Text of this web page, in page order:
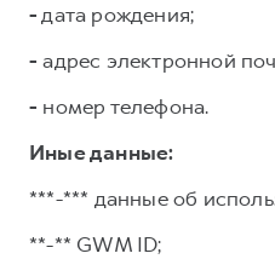
-дата рождения;
- адрес электронной
- номер телефона.
Иные данные:
***-*** данные об
**-** GWM ID;